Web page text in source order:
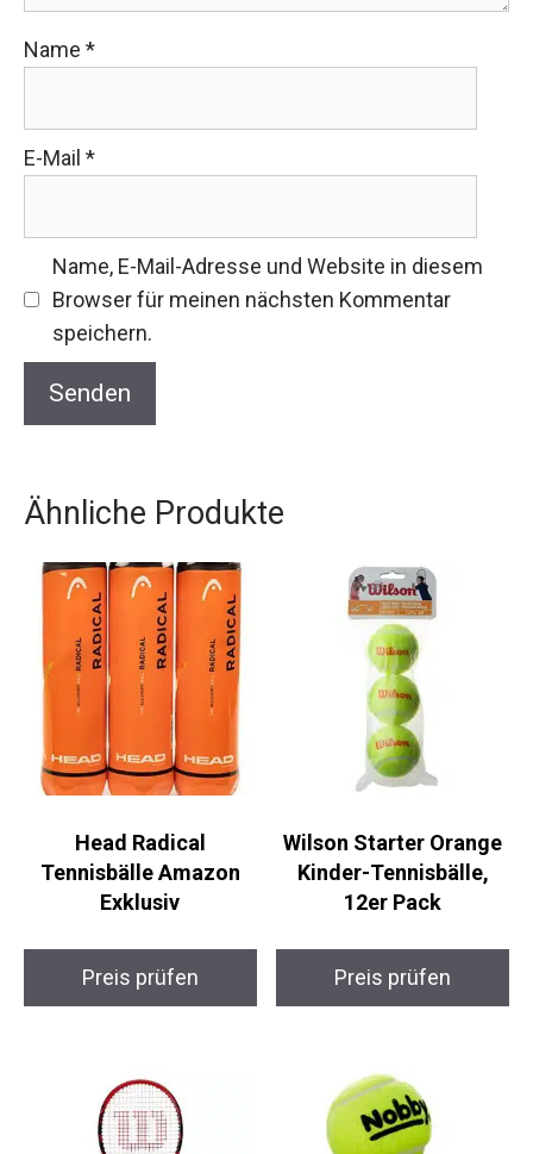
Name *
E-Mail *
Name, E-Mail-Adresse und Website in diesem
Browser für meinen nächsten Kommentar
speichern.
Ähnliche Produkte
Head Radical
Tennisbälle Amazon
Exklusiv
Preis prüfen
Wilson Starter Orange
Kinder-Tennisbälle,
12er Pack
Preis prüfen